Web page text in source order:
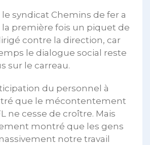
le syndicat Chemins de fer a
première fois un piquet de
contre la direction, car
le dialogue social reste
sur le carreau.
du personnel à
que le mécontentement
ne cesse de croître. Mais
montré que les gens
notre travail